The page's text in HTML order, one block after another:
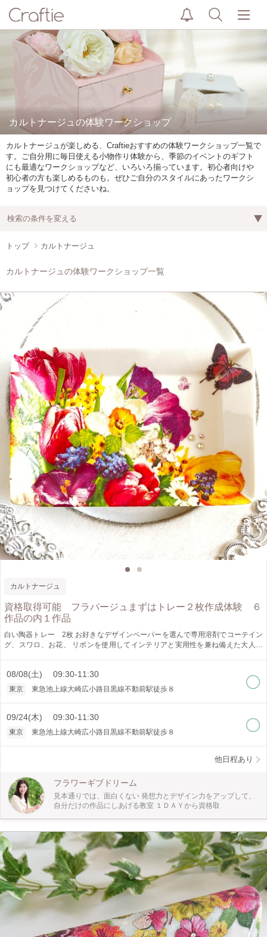
カルトナージュの体験ワークショップ
カルトナージュが楽しめる、Craftieおすすめの体験ワークショップ一覧で
す。ご自分用に毎日使える小物作り体験から、季節のイベントのギフト
にも最適なワークショップなど、いろいろ揃っています。初心者向けや
初心者の方も楽しめるものも。ぜひご自分のスタイルにあったワークシ
ョップを見つけてくださいね。
検索の条件を変える
トップ カルトナージュ
カルトナージュの体験ワークショップ一覧
カルトナージュ
資格取得可能 フラパージュまずはトレー２枚作成体験 ６
作品の内１作品
白い陶器トレー 2枚 お好きなデザインペーパーを選んで専用溶剤でコーテイン
グ、スワロ、お花、 リボンを使用してインテリアと実用性を兼ね備えた大人可
ます。 フラワーデザイナーが考案、カルトナ―ジュやポーセラーツの仕上がり
を併せ持つオリジナルデザイン技術です。 他にはないフラパージュのリキッド
ージです 体験では、陶器のトレー２枚を作成します。最初は簡単なもので徐々
に技術を磨きます！ 仕上がったものは ジュエリーや印鑑や鍵や薬など何でも
置いて多目的トレーとして使用可能 溶剤の塗り方、ペーパーの貼り方、しわに
ラパ―ジュクリスタルライセンスは、いまどきめずらしいたった６単位で取得！
最短３日（１日２作品作成）で取得可能、 ライセンスに移行された方は次回か
ら残りの５作品を下記から選べます ◆木製白フレーム １個 ◆フラパージュ用
ミトン １枚 ◆フラパージュ用抗菌スリッパ １足 ◆ティッシュボックスセッ
ト（ティッシュボックス・ソープボトル・石鹸） ◆コロコロセット（コロコロ
◆NEW!! フラパージュ用ランプ ♦2段プレート ♦扇子 ♦2段ボックス 在庫切れの
場合がございます。ご了承ください あなたも先生になってみませんか？ ライセ
ンス取得後は ・登録商標「フラパージュクリスタル」を使った自由な 教室運
営ができます。 ・資材の業者割引購入が可能 ・キット／パッケージの
カリキュラム提供 ・教室開校の資材の割安購入可能特権 バックアップシ
ステムあり 女性の起業を応援してます 詳しくはHP
https://flowergivedream.com
08/08(土) 09:30-11:30
東京 東急池上線大崎広小路目黒線不動前駅徒歩８
09/24(木) 09:30-11:30
東京 東急池上線大崎広小路目黒線不動前駅徒歩８
他日程あり
フラワーギブドリーム
見本通りでは、面白くない 発想力とデザイン力をアップして、
自分だけの作品にしあげる教室 １ＤＡＹから資格取